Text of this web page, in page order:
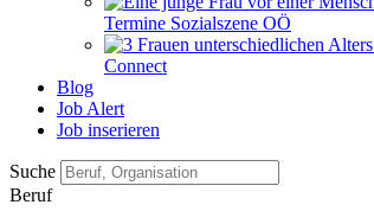
Termine Sozialszene OÖ
Connect
Blog
Job Alert
Job inserieren
Suche
Beruf